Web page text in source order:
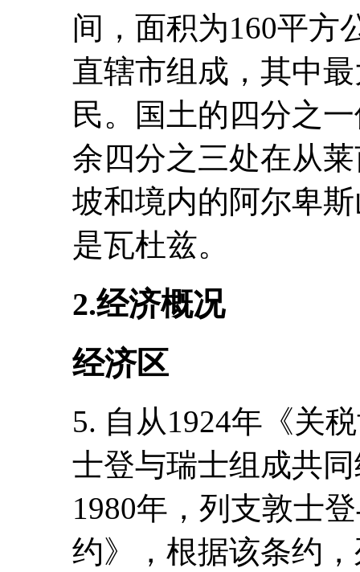
间，面积为160平方
直辖市组成，其中
民。国土的四分之
余四分之三处在从
坡和境内的阿尔卑
是瓦杜兹。
2.经济概况
经济区
5. 自从1924年《关
士登与瑞士组成共
1980年，列支敦士
约》，根据该条约